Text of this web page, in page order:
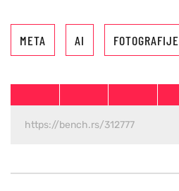
META AI FOTOGRAFIJE